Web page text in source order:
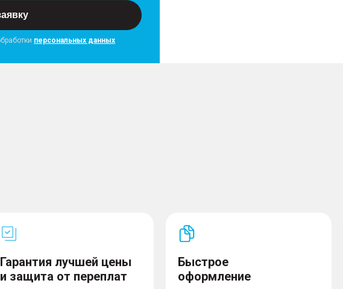
персональных данных
Гарантия лучшей цены
и защита от переплат
Быстрое
оформление